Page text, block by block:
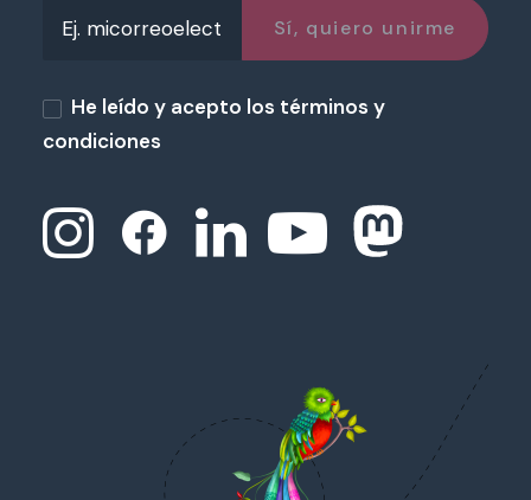
He leído y acepto los términos y
condiciones